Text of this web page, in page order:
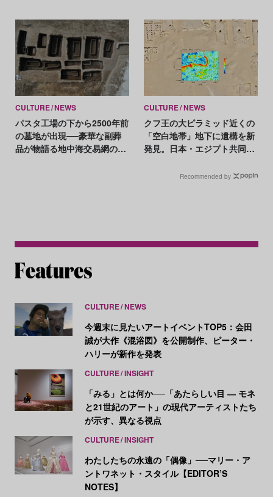
CULTURE NEWS
パスタ工場の下から2500年前
の墓地が出現──豪華な副葬
品が物語る地中海交易網の広
CULTURE NEWS
クフ王の大ピラミッド近くの
「空白地帯」地下に遺構を新
発見。日本・エジプト共同チ
Recommended by
CULTURE NEWS
今週末に見たいアートイベントTOP5：会田
誠が大作《混浴図》を公開制作、ピーター・
ハリーが新作を発表
CULTURE INSIGHT
「みる」とは何か──「あたらしい目 ― モネ
と21世紀のアート」の現代アーティストたち
が示す、異なる視点
CULTURE INSIGHT
わたしたちの永遠の「偶像」──マリー・ア
ントワネット・スタイル【EDITOR’S
NOTES】